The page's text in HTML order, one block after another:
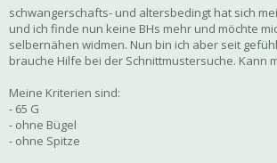
schwangerschafts- und altersbedingt hat sich
und ich finde nun keine BHs mehr und möchte
selbernähen widmen. Nun bin ich aber seit
brauche Hilfe bei der Schnittmustersuche. Kann
Meine Kriterien sind:
- 65 G
- ohne Bügel
- ohne Spitze